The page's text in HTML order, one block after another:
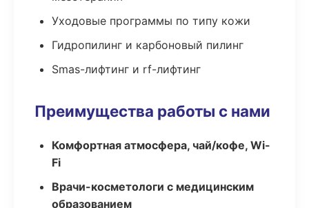
Уходовые программы по типу кожи
Гидропилинг и карбоновый пилинг
Smas-лифтинг и rf-лифтинг
Преимущества работы с нами
Комфортная атмосфера, чай/кофе, Wi-
Fi
Врачи-косметологи с медицинским
образованием